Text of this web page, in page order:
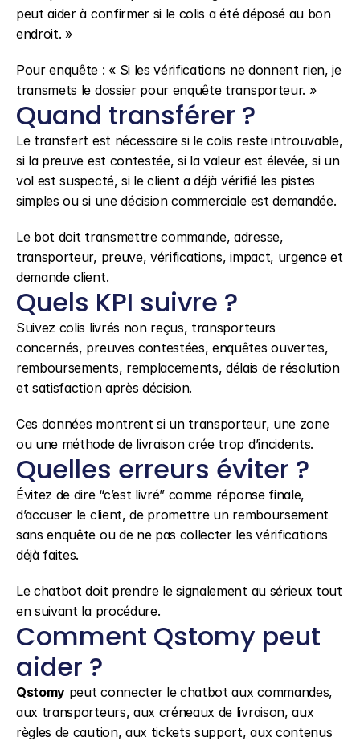
peut aider à confirmer si le colis a été déposé au bon
endroit. »
Pour enquête : « Si les vérifications ne donnent rien, je
transmets le dossier pour enquête transporteur. »
Quand transférer ?
Le transfert est nécessaire si le colis reste introuvable,
si la preuve est contestée, si la valeur est élevée, si un
vol est suspecté, si le client a déjà vérifié les pistes
simples ou si une décision commerciale est demandée.
Le bot doit transmettre commande, adresse,
transporteur, preuve, vérifications, impact, urgence et
demande client.
Quels KPI suivre ?
Suivez colis livrés non reçus, transporteurs
concernés, preuves contestées, enquêtes ouvertes,
remboursements, remplacements, délais de résolution
et satisfaction après décision.
Ces données montrent si un transporteur, une zone
ou une méthode de livraison crée trop d’incidents.
Quelles erreurs éviter ?
Évitez de dire “c’est livré” comme réponse finale,
d’accuser le client, de promettre un remboursement
sans enquête ou de ne pas collecter les vérifications
déjà faites.
Le chatbot doit prendre le signalement au sérieux tout
en suivant la procédure.
Comment Qstomy peut
aider ?
Qstomy peut connecter le chatbot aux commandes,
aux transporteurs, aux créneaux de livraison, aux
règles de caution, aux tickets support, aux contenus